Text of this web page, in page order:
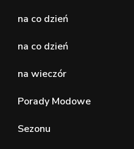
na co dzień
na co dzień
na wieczór
Porady Modowe
Sezonu